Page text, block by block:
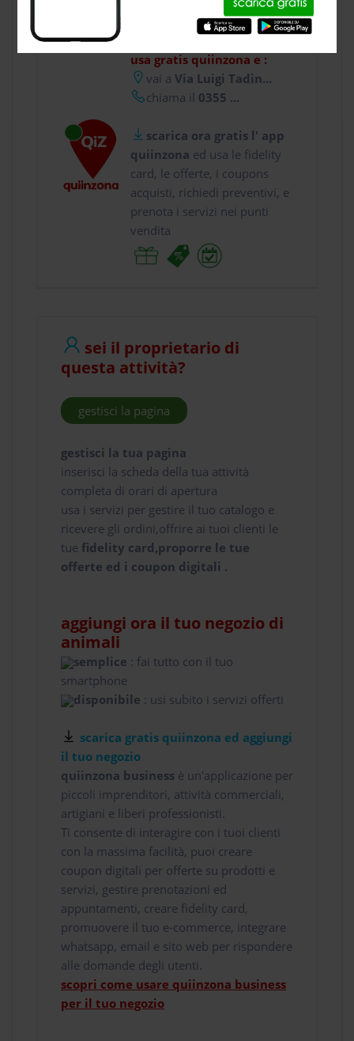
usa gratis quiinzona e :
vai aVia Luigi Tadin...
chiama il 0355 ...
scarica ora gratis l' app
quiinzona ed usa le fidelity
card, le offerte, i coupons
acquisti, richiedi preventivi, e
prenota i servizi nei punti
vendita
sei il proprietario di
questa attività?
gestisci la pagina
gestisci la tua pagina
inserisci la scheda della tua attività
completa di orari di apertura
usa i servizi per gestire il tuo catalogo e
ricevere gli ordini,offrire ai tuoi clienti le
tue fidelity card,proporre le tue
offerte ed i coupon digitali .
aggiungi ora il tuo negozio di
animali
semplice : fai tutto con il tuo
smartphone
disponibile : usi subito i servizi offerti
scarica gratis quiinzona ed aggiungi
il tuo negozio
quiinzona business è un'applicazione per
piccoli imprenditori, attività commerciali,
artigiani e liberi professionisti.
Ti consente di interagire con i tuoi clienti
con la massima facilità, puoi creare
coupon digitali per offerte su prodotti e
servizi, gestire prenotazioni ed
appuntamenti, creare fidelity card,
promuovere il tuo e-commerce, integrare
whatsapp, email e sito web per rispondere
alle domande degli utenti.
scopri come usare quiinzona business
per il tuo negozio